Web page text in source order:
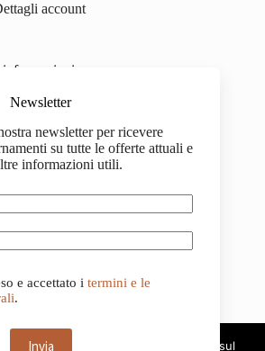
Newsletter
newsletter per ricevere
su tutte le offerte attuali e
informazioni utili.
e accettato i termini e le
.
Invia
account
informazioni
Chi siamo
Impressum
sull'acquisto
generali di contratto
i cookie. Continuando a navigare sul